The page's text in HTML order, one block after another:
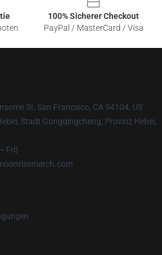
100% Sicherer Checkout
PayPal / MasterCard / Visa
St, San Francisco, CA 94104, US
Stadt Gongqingcheng, Provinz Hebei,
Fri)